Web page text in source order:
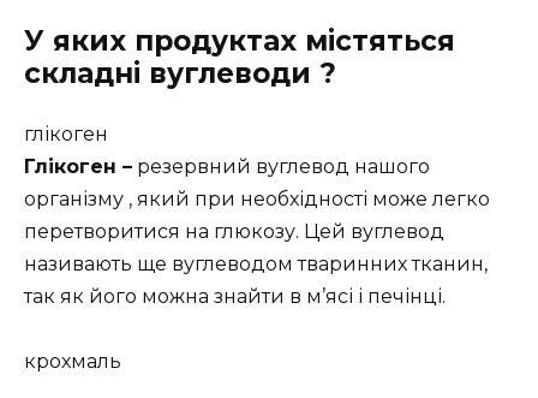
У яких продуктах містяться
складні вуглеводи ?
глікоген
Глікоген – резервний вуглевод нашого
організму , який при необхідності може легко
перетворитися на глюкозу. Цей вуглевод
називають ще вуглеводом тваринних тканин,
так як його можна знайти в м’ясі і печінці.
крохмаль